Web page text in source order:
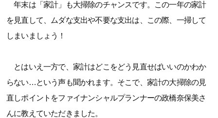
年末は「家計」も大掃除のチャンスです。この一年の家計
を見直して、ムダな支出や不要な支出は、この際、一掃して
しまいましょう！
とはいえ一方で、家計はどこをどう見直せばいいのかわか
らない…という声も聞かれます。そこで、家計の大掃除の見
直しポイントをファイナンシャルプランナーの政橋奈保美さ
んに教えていただきました。